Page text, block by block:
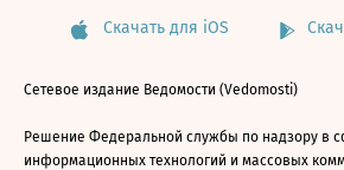
Скачать для iOS
Сетевое издание Ведомости (Vedomosti)
Решение Федеральной службы по надзору в
информационных технологий и массовых